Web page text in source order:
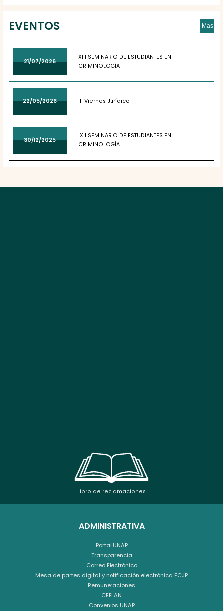
EVENTOS Mas
21/07/2026
XIII SEMINARIO DE ESTUDIANTES EN
CRIMINOLOGÍA
22/05/2026 III Viernes Jurídico
30/12/2025
XII SEMINARIO DE ESTUDIANTES EN
CRIMINOLOGÍA
Libro de reclamaciones
ADMINISTRATIVA
Portal UNAP
Transparencia
Correo Electrónico
Mesa de partes digital y notificación electrónica FCJP
Remuneraciones
CEPLAN
Convenios UNAP